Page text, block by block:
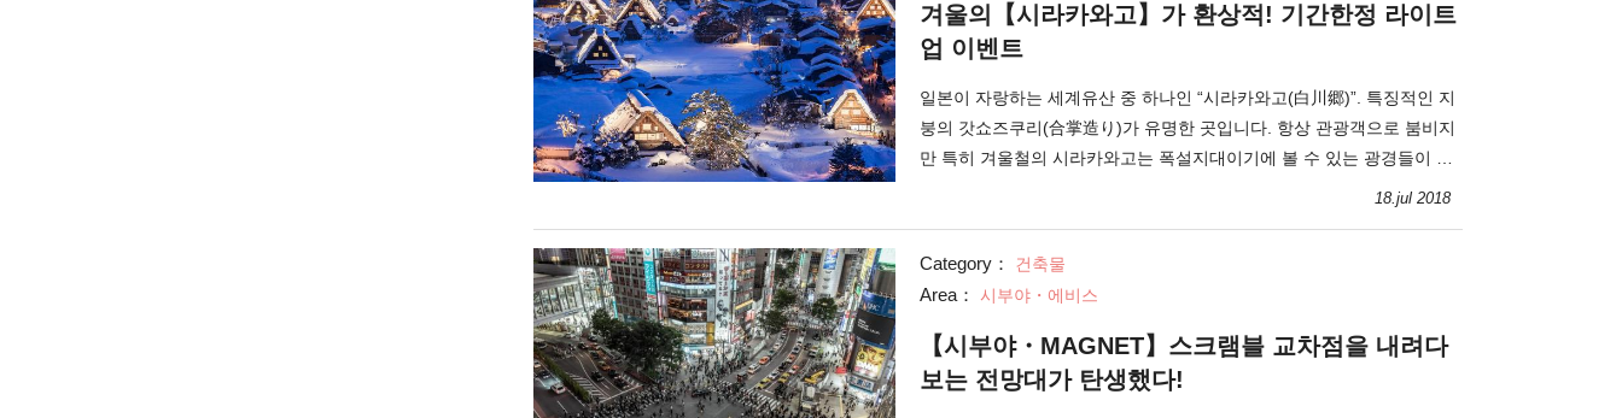
겨울의【시라카와고】가 환상적! 기간한정 라이트
업 이벤트
일본이 자랑하는 세계유산 중 하나인 “시라카와고(白川郷)”. 특징적인 지
붕의 갓쇼즈쿠리(合掌造り)가 유명한 곳입니다. 항상 관광객으로 붐비지
만 특히 겨울철의 시라카와고는 폭설지대이기에 볼 수 있는 광경들이 펼
18.jul 2018
Category： 건축물
Area： 시부야・에비스
【시부야・MAGNET】스크램블 교차점을 내려다
보는 전망대가 탄생했다!